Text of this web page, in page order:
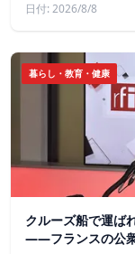
日付: 2026/8/8
暮らし・教育・健康
クルーズ船で運ば
――フランスの公